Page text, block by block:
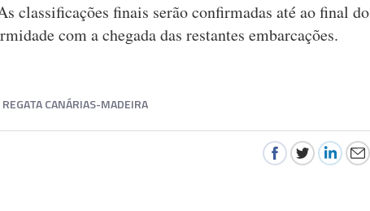
classificações finais serão confirmadas até ao final do
com a chegada das restantes embarcações.
REGATA CANÁRIAS-MADEIRA